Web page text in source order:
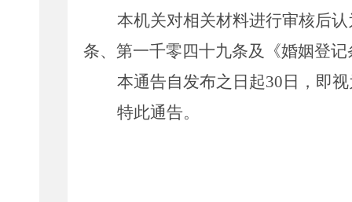
本机关对相关材料进行审核后
条、第一千零四十九条及
《婚姻登
本通告自发布之日起30 日，即
特此通告。